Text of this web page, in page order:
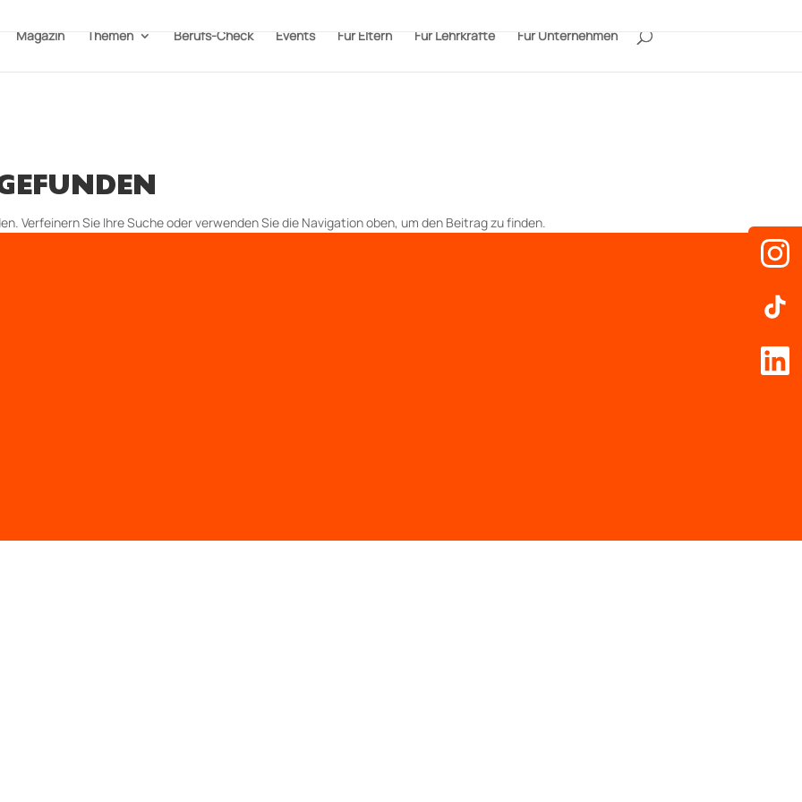
Magazin Themen Berufs-Check Events Für Eltern Für Lehrkräfte Für Unternehmen
Verfeinern Sie Ihre Suche oder verwenden Sie die Navigation oben, um den Beitrag zu finden.